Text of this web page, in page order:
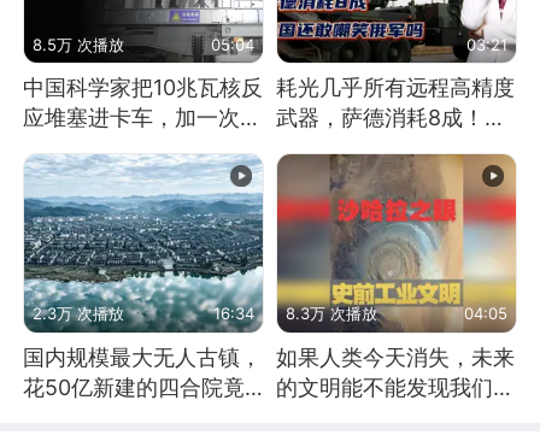
8.5万 次播放 05:04
中国科学家把10兆瓦核反
应堆塞进卡车，加一次燃
03:21
耗光几乎所有远程高精度
武器，萨德消耗8成！美
2.3万 次播放 16:34
国内规模最大无人古镇，
花50亿新建的四合院竟
8.3万 次播放 04:05
如果人类今天消失，未来
的文明能不能发现我们存